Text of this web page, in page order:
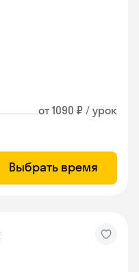
от 1090 ₽ / урок
Выбрать время